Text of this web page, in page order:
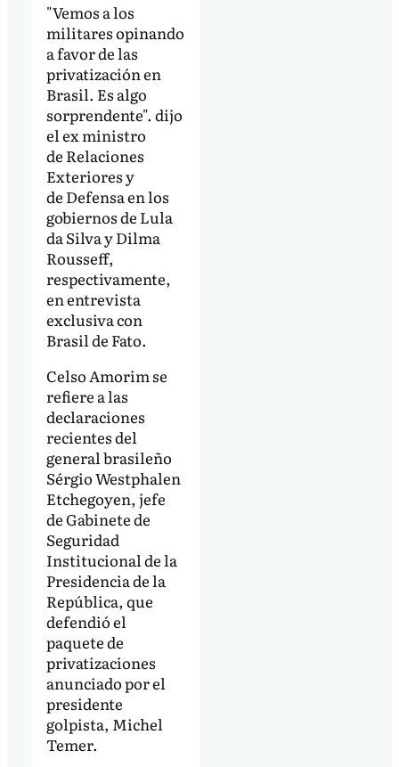
"Vemos a los
militares opinando
a favor de las
privatización en
Brasil. Es algo
sorprendente". dijo
el ex ministro
de Relaciones
Exteriores y
de Defensa en los
gobiernos de Lula
da Silva y Dilma
Rousseff,
respectivamente,
en entrevista
exclusiva con
Brasil de Fato.
Celso Amorim se
refiere a las
declaraciones
recientes del
general brasileño
Sérgio Westphalen
Etchegoyen, jefe
de Gabinete de
Seguridad
Institucional de la
Presidencia de la
República, que
defendió el
paquete de
privatizaciones
anunciado por el
presidente
golpista, Michel
Temer.